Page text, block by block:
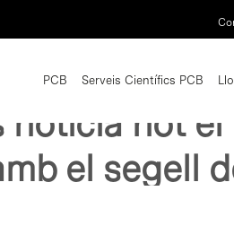
PCB Serveis Científics PCB
noticia not
el segell